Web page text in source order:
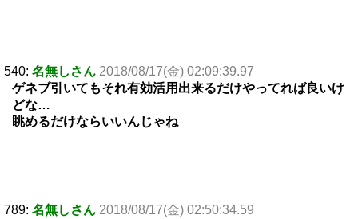
540: 名無しさん 2018/08/17(金) 02:09:39.97
ゲネブ引いてもそれ有効活用出来るだけやってれば良いけ
どな…
眺めるだけならいいんじゃね
789: 名無しさん 2018/08/17(金) 02:50:34.59